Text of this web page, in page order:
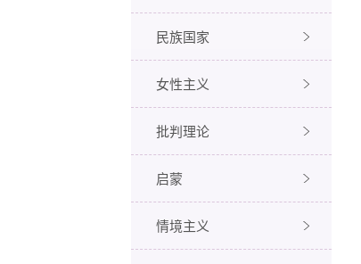
民族国家
女性主义
批判理论
启蒙
情境主义